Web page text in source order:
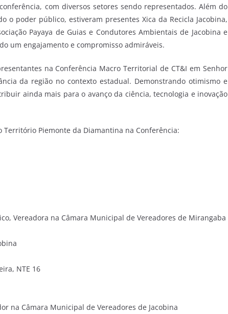
com diversos setores sendo representados. Além do
o poder público, estiveram presentes Xica da Recicla Jacobina,
Payaya de Guias e Condutores Ambientais de Jacobina e
um engajamento e compromisso admiráveis.
na Conferência Macro Territorial de CT&I em Senhor
da região no contexto estadual. Demonstrando otimismo e
ainda mais para o avanço da ciência, tecnologia e inovação
Piemonte da Diamantina na Conferência:
Vereadora na Câmara Municipal de Vereadores de Mirangaba
NTE 16
na Câmara Municipal de Vereadores de Jacobina